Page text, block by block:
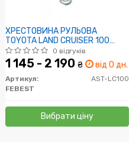
ХРЕСТОВИНА РУЛЬОВА
TOYOTA LAND CRUISER 100
HDJ101/UZJ100 1998-2007
0 відгуків
1 145 - 2 190 ₴ від 0 дн.
Артикул:
AST-LC100
FEBEST
Вибрати ціну